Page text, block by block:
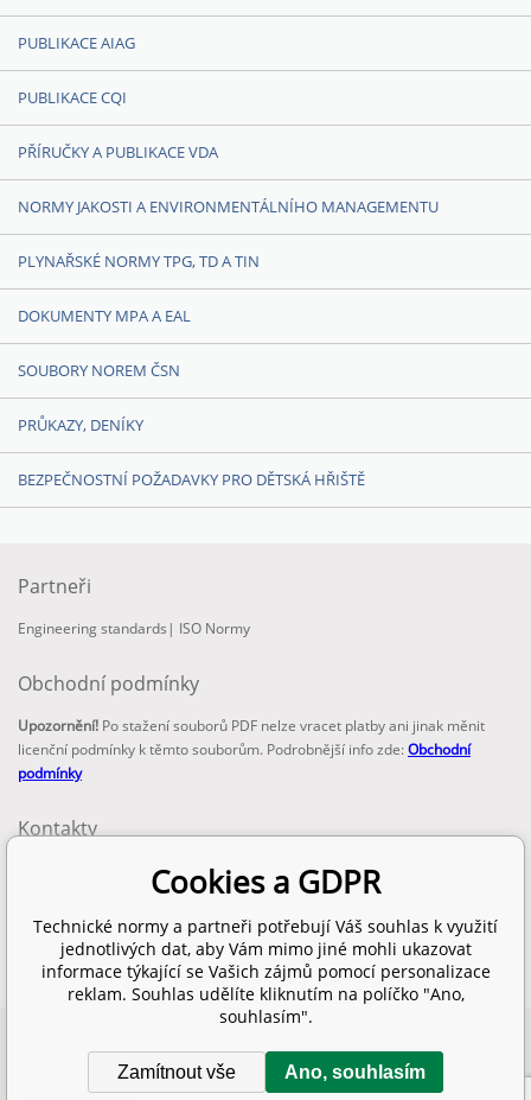
PUBLIKACE AIAG
PUBLIKACE CQI
PŘÍRUČKY A PUBLIKACE VDA
NORMY JAKOSTI A ENVIRONMENTÁLNÍHO MANAGEMENTU
PLYNAŘSKÉ NORMY TPG, TD A TIN
DOKUMENTY MPA A EAL
SOUBORY NOREM ČSN
PRŮKAZY, DENÍKY
BEZPEČNOSTNÍ POŽADAVKY PRO DĚTSKÁ HŘIŠTĚ
Partneři
Engineering standards | ISO Normy
Obchodní podmínky
Upozornění! Po stažení souborů PDF nelze vracet platby ani jinak měnit
licenční podmínky k těmto souborům. Podrobnější info zde:Obchodní
podmínky
Kontakty
info@technickenormy.cz
obchod@technickenormy.cz
Telefon:
+420 377 387 684
SITEMAP
Tvorba a pronájem eshopůBINARGON.cz
Cookies a GDPR
Technické normy a partneři potřebují Váš souhlas k využití
jednotlivých dat, aby Vám mimo jiné mohli ukazovat
informace týkající se Vašich zájmů pomocí personalizace
reklam. Souhlas udělíte kliknutím na políčko "Ano,
souhlasím".
Zamítnout vše Ano, souhlasím